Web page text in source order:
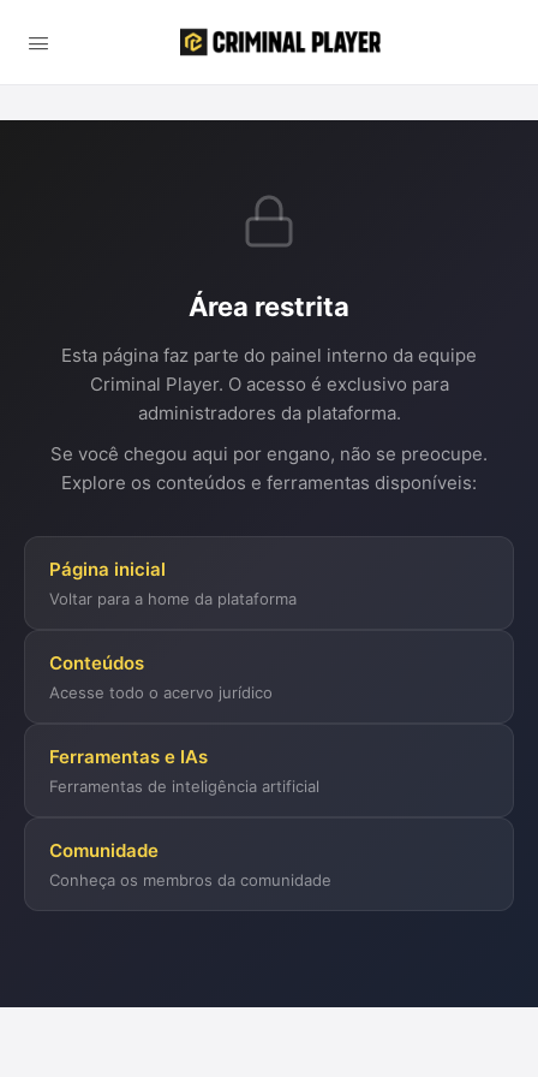
Área restrita
Esta página faz parte do painel interno da equipe
Criminal Player. O acesso é exclusivo para
administradores da plataforma.
Se você chegou aqui por engano, não se preocupe.
Explore os conteúdos e ferramentas disponíveis:
Página inicial
Voltar para a home da plataforma
Conteúdos
Acesse todo o acervo jurídico
Ferramentas e IAs
Ferramentas de inteligência artificial
Comunidade
Conheça os membros da comunidade